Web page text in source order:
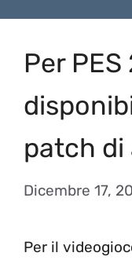
Per PES
patch
Dicembre 17,
Per il